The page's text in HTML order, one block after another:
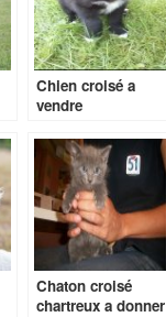
Chien croisé a
vendre
Chaton croisé
chartreux a donner